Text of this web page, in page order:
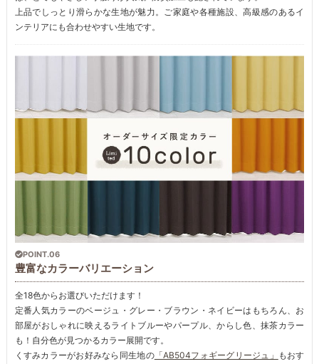
上品でしっとり滑らかな生地が魅力。ご家庭や各種施設、高級感のあるイ
ンテリアにも合わせやすい生地です。
POINT.06
豊富なカラーバリエーション
全18色からお選びいただけます！
定番人気カラーのベージュ・グレー・ブラウン・ネイビーはもちろん、お
部屋がおしゃれに映えるライトブルーやパープル、からし色、抹茶カラー
も！自分色が見つかるカラー展開です。
くすみカラーがお好みなら同生地の「AB504フォギーグリージュ」 もおす